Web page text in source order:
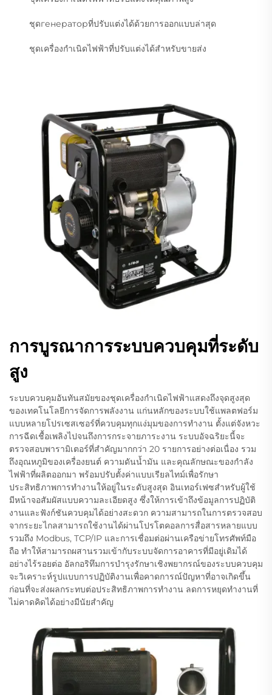
ชุดгенераторที่ปรับแต่งได้ด้วยการออกแบบล่าสุด
ชุดเครื่องกำเนิดไฟฟ้าที่ปรับแต่งได้สำหรับขายส่ง
การบูรณาการระบบควบคุมที่ระดับ
สูง
ระบบควบคุมอันทันสมัยของชุดเครื่องกำเนิดไฟฟ้าแสดงถึงจุดสูงสุด
ของเทคโนโลยีการจัดการพลังงาน แก่นหลักของระบบใช้แพลตฟอร์ม
แบบหลายโปรเซสเซอร์ที่ควบคุมทุกแง่มุมของการทำงาน ตั้งแต่จังหวะ
การฉีดเชื้อเพลิงไปจนถึงการกระจายภาระงาน ระบบอัจฉริยะนี้จะ
ตรวจสอบพารามิเตอร์ที่สำคัญมากกว่า 20 รายการอย่างต่อเนื่อง รวม
ถึงอุณหภูมิของเครื่องยนต์ ความดันน้ำมัน และคุณลักษณะของกำลัง
ไฟฟ้าที่ผลิตออกมา พร้อมปรับตั้งค่าแบบเรียลไทม์เพื่อรักษา
ประสิทธิภาพการทำงานให้อยู่ในระดับสูงสุด อินเทอร์เฟซสำหรับผู้ใช้
มีหน้าจอสัมผัสแบบความละเอียดสูง ซึ่งให้การเข้าถึงข้อมูลการปฏิบัติ
งานและฟังก์ชันควบคุมได้อย่างสะดวก ความสามารถในการตรวจสอบ
จากระยะไกลสามารถใช้งานได้ผ่านโปรโตคอลการสื่อสารหลายแบบ
รวมถึง Modbus, TCP/IP และการเชื่อมต่อผ่านเครือข่ายโทรศัพท์มือ
ถือ ทำให้สามารถผสานรวมเข้ากับระบบจัดการอาคารที่มีอยู่เดิมได้
อย่างไร้รอยต่อ อัลกอริทึมการบำรุงรักษาเชิงพยากรณ์ของระบบควบคุม
จะวิเคราะห์รูปแบบการปฏิบัติงานเพื่อคาดการณ์ปัญหาที่อาจเกิดขึ้น
ก่อนที่จะส่งผลกระทบต่อประสิทธิภาพการทำงาน ลดการหยุดทำงานที่
ไม่คาดคิดได้อย่างมีนัยสำคัญ